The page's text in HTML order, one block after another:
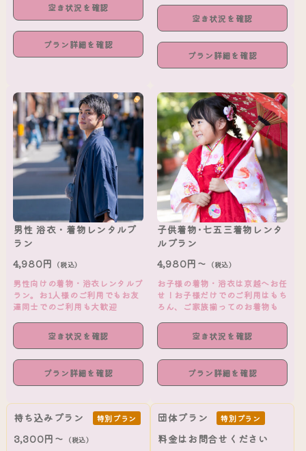
空き状況を確認
プラン詳細を確認
空き状況を確認
プラン詳細を確認
男性 浴衣・着物レンタルプ
ラン
4,980円 （税込）
男性向けの着物・浴衣レンタルプ
ラン。お1人様のご利用でもお友
達同士でのご利用も大歓迎
空き状況を確認
プラン詳細を確認
子供着物･七五三着物レンタ
ルプラン
4,980円～ （税込）
お子様の着物・浴衣は京越へお任
せ！お子様だけでのご利用はもち
ろん、ご家族揃ってのお着物も
空き状況を確認
プラン詳細を確認
持ち込みプラン 特別プラン
3,300円～ （税込）
団体プラン 特別プラン
料金はお問合せください